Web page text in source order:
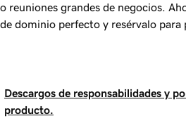
o reuniones grandes de negocios.
de dominio perfecto y resérvalo para
Descargos de responsabilidades y
producto.